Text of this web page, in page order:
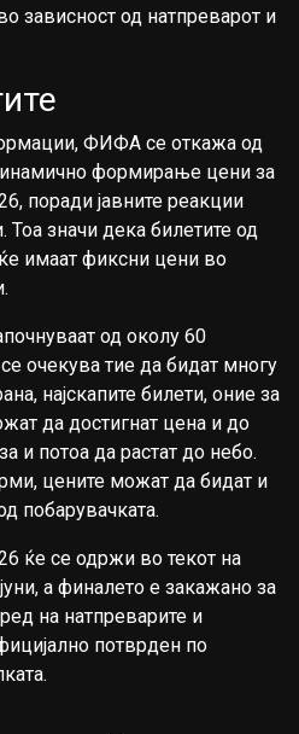
зависност од натпреварот и
ФИФА се откажа од
формирање цени за
поради јавните реакции
значи дека билетите од
имаат фиксни цени во
од околу 60
очекува тие да бидат многу
најскапите билети, оние за
да достигнат цена и до
и потоа да растат до небо.
цените можат да бидат и
побарувачката.
ќе се одржи во текот на
а финалето е закажано за
на натпреварите и
потврден по